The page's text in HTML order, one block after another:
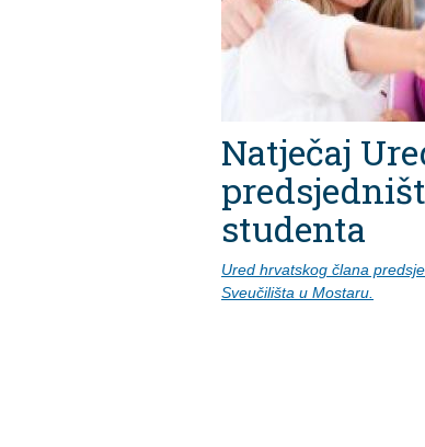
Natječaj
studenta
Ured hrvatskog člana
Sveučilišta u Mostaru.